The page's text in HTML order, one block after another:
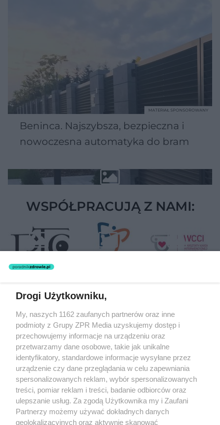
Beninca. Najszybsza, bezpieczna i
nowoczesna automatyka do bram
MATERIAŁ SPONSOROWANY
WSPÓŁPRACUJĄ Z NAMI:
Żaden utwór zamieszczony w serwisie nie może być powielany i
rozpowszechniany lub dalej rozpowszechniany w jakikolwiek sposób
(w tym także elektroniczny lub mechaniczny) na jakimkolwiek polu
eksploatacji w jakiejkolwiek formie, włącznie z umieszczaniem w
Internecie bez pisemnej zgody właściciela praw. Jakiekolwiek użycie
lub wykorzystanie utworów w całości lub w części z naruszeniem
prawa, tzn. bez właściwej zgody, jest zabronione pod groźbą kary i
może być ścigane prawnie.
Drogi Użytkowniku,
My, naszych 1162 zaufanych partnerów oraz inne
podmioty z Grupy ZPR Media uzyskujemy dostęp i
przechowujemy informacje na urządzeniu oraz
przetwarzamy dane osobowe, takie jak unikalne
identyfikatory, standardowe informacje wysyłane przez
urządzenie czy dane przeglądania w celu zapewniania
spersonalizowanych reklam, wybór spersonalizowanych
treści, pomiar reklam i treści, badanie odbiorców oraz
ulepszanie usług. Za zgodą Użytkownika my i Zaufani
Partnerzy możemy używać dokładnych danych
geolokalizacyjnych oraz aktywnie skanować